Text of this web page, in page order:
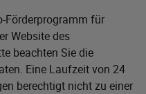
Förderprogramm für
Website des
beachten Sie die
Eine Laufzeit von 24
berechtigt nicht zu einer